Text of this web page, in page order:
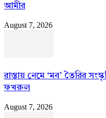
আমীর
August 7, 2026
রাস্তায় নেমে ‘মব’ তৈরির
ফখরুল
August 7, 2026